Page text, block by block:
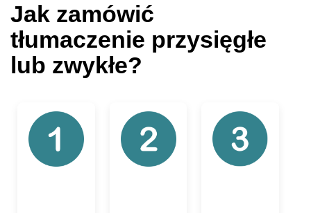
Jak zamówić
tłumaczenie przysięgłe
lub zwykłe?